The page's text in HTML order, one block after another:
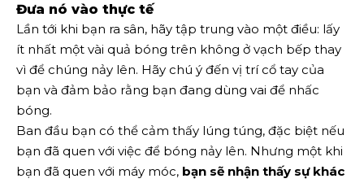
Đưa nó vào thực tế
Lần tới khi bạn ra sân, hãy tập trung vào một điều: lấy
ít nhất một vài quả bóng trên không ở vạch bếp thay
vì để chúng nảy lên. Hãy chú ý đến vị trí cổ tay của
bạn và đảm bảo rằng bạn đang dùng vai để nhấc
bóng.
Ban đầu bạn có thể cảm thấy lúng túng, đặc biệt nếu
bạn đã quen với việc để bóng nảy lên. Nhưng một khi
bạn đã quen với máy móc, bạn sẽ nhận thấy sự khác